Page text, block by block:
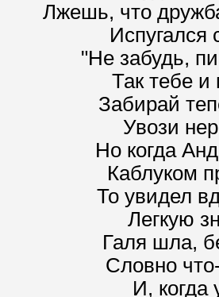
Лжешь, что
Испугался
"Не забудь,
Так тебе и
Забирай
Увози
Но когда
Каблуком
То увидел
Легкую
Галя шла,
Словно
И, когда